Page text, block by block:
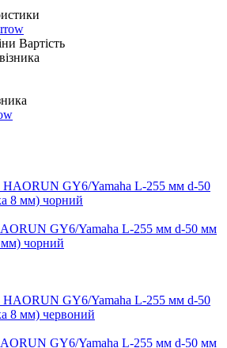
Вартість
GY6/Yamaha L-255 мм d-50 мм
мм) чорний
GY6/Yamaha L-255 мм d-50 мм